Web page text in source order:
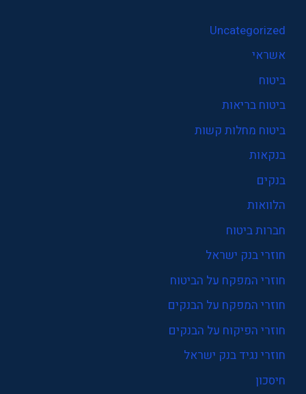
Uncategorized
אשראי
ביטוח
ביטוח בריאות
ביטוח מחלות קשות
בנקאות
בנקים
הלוואות
חברות ביטוח
חוזרי בנק ישראל
חוזרי המפקח על הביטוח
חוזרי המפקח על הבנקים
חוזרי הפיקוח על הבנקים
חוזרי נגיד בנק ישראל
חיסכון